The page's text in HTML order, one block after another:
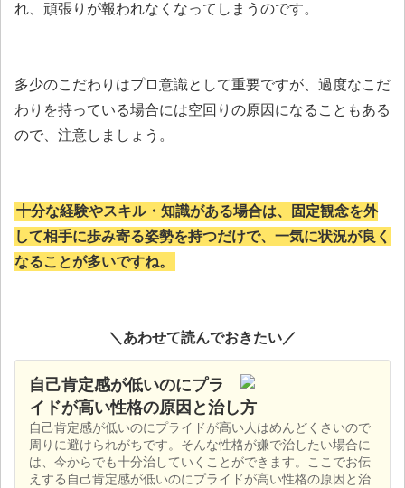
れ、頑張りが報われなくなってしまうのです。
多少のこだわりはプロ意識として重要ですが、過度なこだ
わりを持っている場合には空回りの原因になることもある
ので、注意しましょう。
十分な経験やスキル・知識がある場合は、固定観念を外
して相手に歩み寄る姿勢を持つだけで、一気に状況が良く
なることが多いですね。
＼あわせて読んでおきたい／
自己肯定感が低いのにプラ
イドが高い性格の原因と治し方
自己肯定感が低いのにプライドが高い人はめんどくさいので
周りに避けられがちです。そんな性格が嫌で治したい場合に
は、今からでも十分治していくことができます。ここでお伝
えする自己肯定感が低いのにプライドが高い性格の原因と治